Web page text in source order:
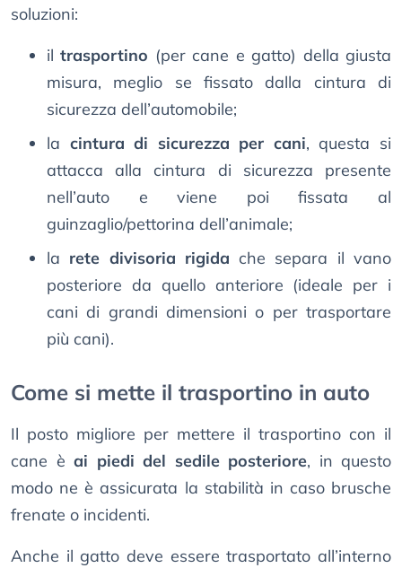
soluzioni:
il trasportino (per cane e gatto) della giusta
misura, meglio se fissato dalla cintura di
sicurezza dell’automobile;
la cintura di sicurezza per cani, questa si
attacca alla cintura di sicurezza presente
nell’auto e viene poi fissata al
guinzaglio/pettorina dell’animale;
la rete divisoria rigida che separa il vano
posteriore da quello anteriore (ideale per i
cani di grandi dimensioni o per trasportare
più cani).
Come si mette il trasportino in auto
Il posto migliore per mettere il trasportino con il
cane è ai piedi del sedile posteriore, in questo
modo ne è assicurata la stabilità in caso brusche
frenate o incidenti.
Anche il gatto deve essere trasportato all’interno